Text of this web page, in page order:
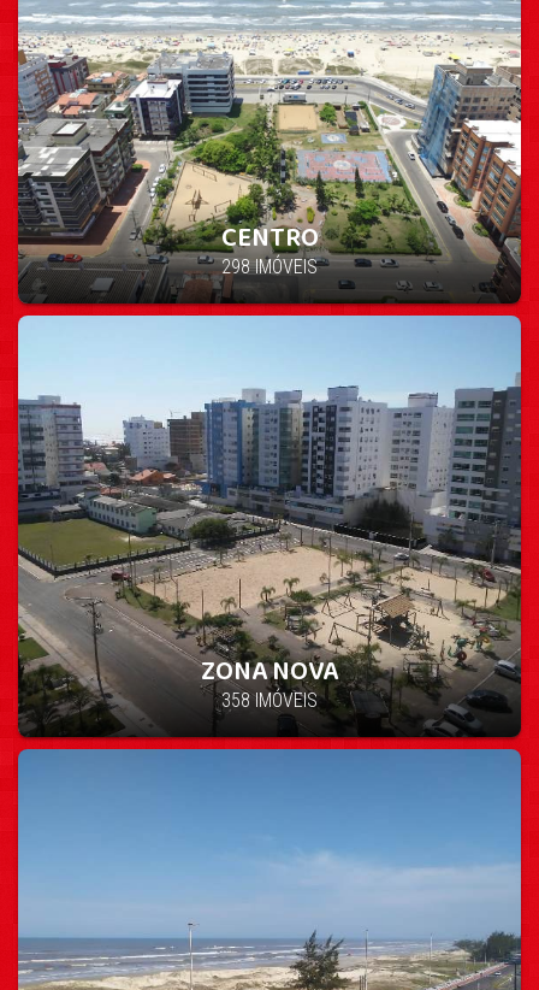
CENTRO
298 IMÓVEIS
ZONA NOVA
358 IMÓVEIS